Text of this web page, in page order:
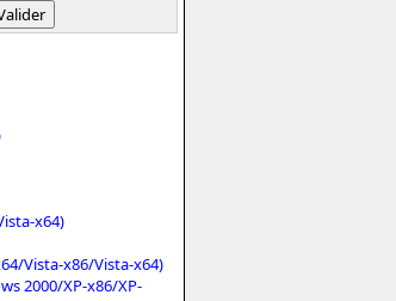
x64)
Vista-x86/Vista-x64)
2000/XP-x86/XP-